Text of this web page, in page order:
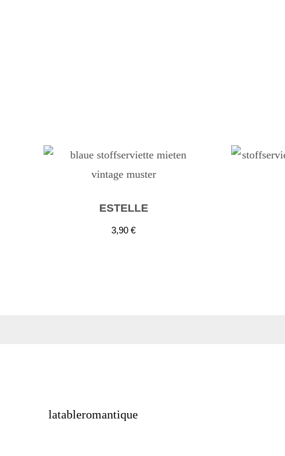
ESTELLE
3,90€
latableromantique